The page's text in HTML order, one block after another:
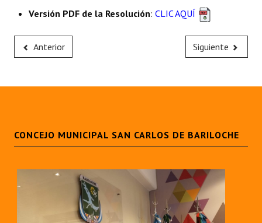
Ciudadano Ilustre - Registro
Reconocimientos - Registro
Entrega de distinciones
REFORMA DE LA CARTA ORGÁNICA
Versión PDF de la Resolución: CLIC AQUÍ
Anterior Siguiente
CONCEJO MUNICIPAL SAN CARLOS DE BARILOCHE